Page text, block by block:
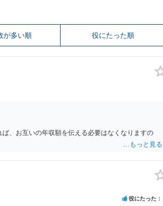
が多い順 役にたった順
、お互いの年収額を伝える必要はなくなりますの
役にたった